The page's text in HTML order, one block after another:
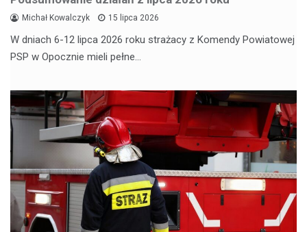
Michał Kowalczyk 15 lipca 2026
W dniach 6-12 lipca 2026 roku strażacy z Komendy Powiatowej
PSP w Opocznie mieli pełne…